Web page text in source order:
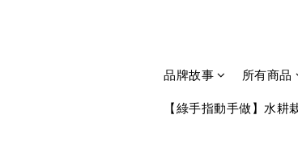
品牌故事 所有商品
【綠手指動手做】水